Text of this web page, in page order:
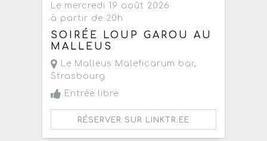
Le mercredi 19 août 2026
à partir de 20h
SOIRÉE LOUP GAROU AU
MALLEUS
Le Malleus Maleficarum bar,
Strasbourg
Entrée libre
RÉSERVER SUR LINKTR.EE